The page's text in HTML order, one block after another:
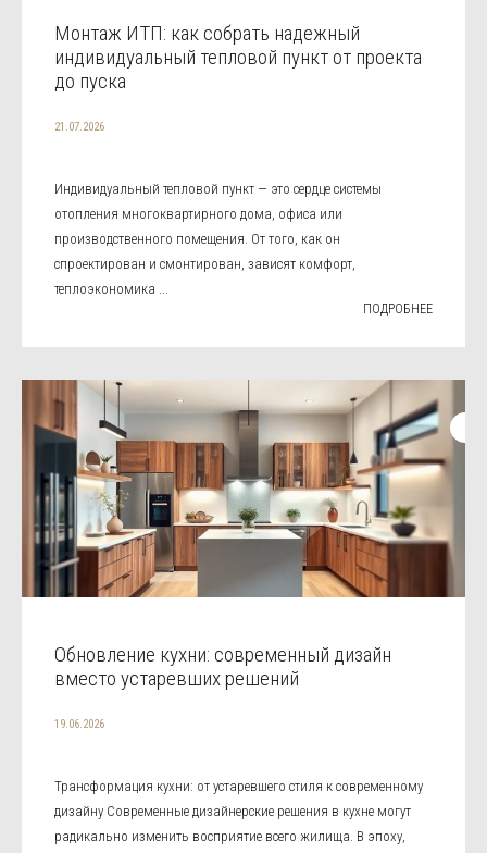
Монтаж ИТП: как собрать надежный
индивидуальный тепловой пункт от проекта
до пуска
21.07.2026
Индивидуальный тепловой пункт — это сердце системы
отопления многоквартирного дома, офиса или
производственного помещения. От того, как он
спроектирован и смонтирован, зависят комфорт,
теплоэкономика ...
ПОДРОБНЕЕ
Обновление кухни: современный дизайн
вместо устаревших решений
19.06.2026
Трансформация кухни: от устаревшего стиля к современному
дизайну Современные дизайнерские решения в кухне могут
радикально изменить восприятие всего жилища. В эпоху,